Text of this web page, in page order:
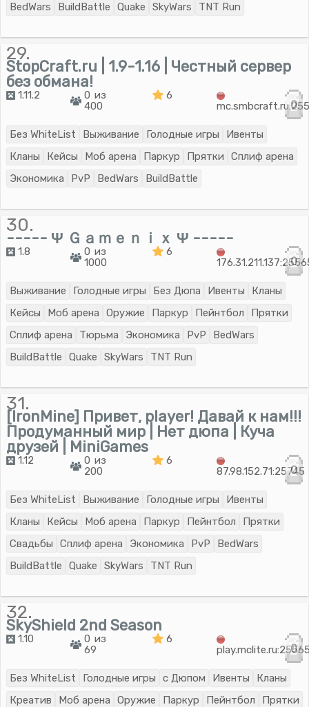
BedWars
BuildBattle Quake SkyWars TNT Run
29.
StopCraft.ru | 1.9-1.16 | Честный сервер
без обмана!
1.11.2
0 из
400
6
0
Без WhiteList Выживание Голодные игры
Ивенты
Кланы
Кейсы Моб арена Паркур Прятки
Сплиф арена
Экономика
PvP BedWars BuildBattle
30.
----- Ψ Ｇａｍｅｎｉｘ Ψ -----
1.8
0 из
1000
6
0
Выживание Голодные игры Без Дюпа Ивенты
Кланы
Кейсы
Моб арена Оружие Паркур Пейнтбол
Прятки
Сплиф арена
Тюрьма Экономика PvP
BedWars
BuildBattle
Quake SkyWars TNT Run
31.
[IronMine] Привет, player! Давай к нам!!!
Продуманный мир | Нет дюпа | Куча
друзей | MiniGames
1.12
0 из
200
6
87.98.152.71:25745
0
Без WhiteList Выживание Голодные игры
Ивенты
Кланы
Кейсы Моб арена Паркур Пейнтбол
Прятки
Свадьбы
Сплиф арена Экономика PvP
BedWars
BuildBattle
Quake SkyWars TNT Run
32.
SkyShield 2nd Season
1.10
0 из
69
6
0
Без WhiteList Голодные игры с Дюпом Ивенты
Кланы
Креатив
Моб арена Оружие Паркур Пейнтбол
Прятки